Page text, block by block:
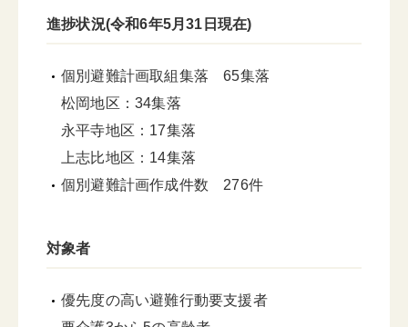
進捗状況(令和6年5月31日現在)
個別避難計画取組集落 65集落
松岡地区：34集落
永平寺地区：17集落
上志比地区：14集落
個別避難計画作成件数 276件
対象者
優先度の高い避難行動要支援者